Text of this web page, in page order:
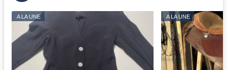
A LA UNE A LA UNE